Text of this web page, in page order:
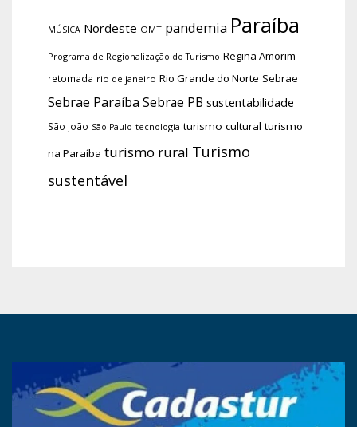
MÚSICA Nordeste OMT pandemia Paraíba
Programa de Regionalização do Turismo Regina Amorim
retomada rio de janeiro Rio Grande do Norte Sebrae
Sebrae Paraíba Sebrae PB sustentabilidade
São João São Paulo tecnologia turismo cultural turismo
na Paraíba turismo rural Turismo
sustentável